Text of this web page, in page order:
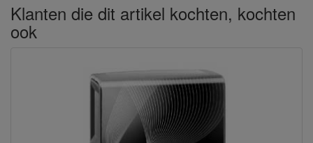
Klanten die dit artikel kochten, kochten
ook